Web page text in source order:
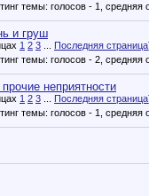
и груш
1 2 3 Последняя страница
неприятности
1 2 3 Последняя страница